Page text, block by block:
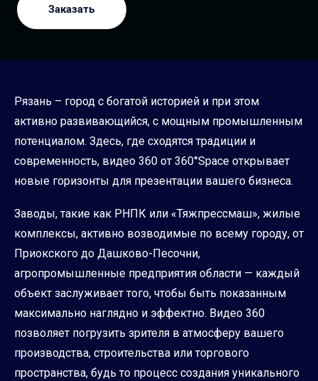
Заказать
Рязань – город с богатой историей и при этом
активно развивающийся, с мощным промышленным
потенциалом. Здесь, где сходятся традиции и
современность, видео 360 от 360°Space открывает
новые горизонты для презентации вашего бизнеса.
Заводы, такие как РНПК или «Тяжпрессмаш», жилые
комплексы, активно возводимые по всему городу, от
Приокского до Дашково-Песочни,
агропромышленные предприятия области — каждый
объект заслуживает того, чтобы быть показанным
максимально наглядно и эффектно. Видео 360
позволяет погрузить зрителя в атмосферу вашего
производства, строительства или торгового
пространства, будь то процесс создания уникального